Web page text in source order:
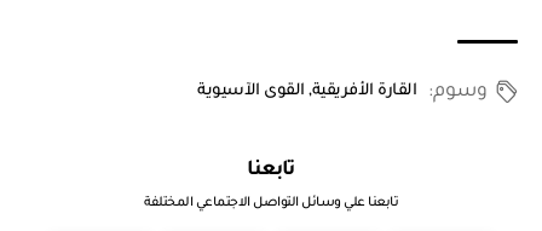
وسوم: القارة الأفريقية,القوى الآسيوية
تابعنا
تابعنا علي وسائل التواصل الاجتماعي المختلفة